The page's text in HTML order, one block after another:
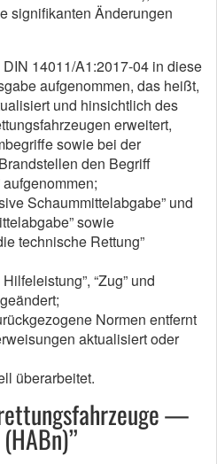
signifikanten Änderungen
14011/A1:2017-04 in diese
aufgenommen, das heißt,
und hinsichtlich des
erweitert,
sowie bei der
den Begriff
aufgenommen;
Schaummittelabgabe” und
sowie
technische Rettung”
“Zug” und
Normen entfernt
aktualisiert oder
überarbeitet.
—